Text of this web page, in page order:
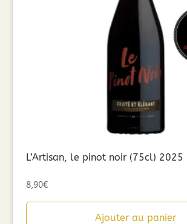
L’Artisan, le pinot noir (75cl) 2025
8,90€
Ajouter au panier